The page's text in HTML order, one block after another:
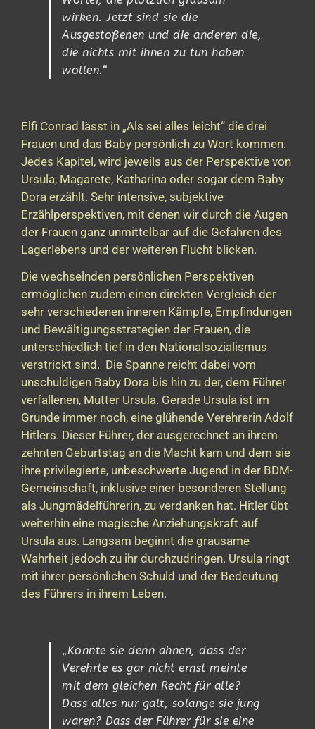
wirken. Jetzt sind sie die
Ausgestoßenen und die anderen die,
die nichts mit ihnen zu tun haben
wollen.“
Elfi Conrad lässt in „Als sei alles leicht“ die drei
Frauen und das Baby persönlich zu Wort kommen.
Jedes Kapitel, wird jeweils aus der Perspektive von
Ursula, Magarete, Katharina oder sogar dem Baby
Dora erzählt. Sehr intensive, subjektive
Erzählperspektiven, mit denen wir durch die Augen
der Frauen ganz unmittelbar auf die Gefahren des
Lagerlebens und der weiteren Flucht blicken.
Die wechselnden persönlichen Perspektiven
ermöglichen zudem einen direkten Vergleich der
sehr verschiedenen inneren Kämpfe, Empfindungen
und Bewältigungsstrategien der Frauen, die
unterschiedlich tief in den Nationalsozialismus
verstrickt sind. Die Spanne reicht dabei vom
unschuldigen Baby Dora bis hin zu der, dem Führer
verfallenen, Mutter Ursula. Gerade Ursula ist im
Grunde immer noch, eine glühende Verehrerin Adolf
Hitlers. Dieser Führer, der ausgerechnet an ihrem
zehnten Geburtstag an die Macht kam und dem sie
ihre privilegierte, unbeschwerte Jugend in der BDM-
Gemeinschaft, inklusive einer besonderen Stellung
als Jungmädelführerin, zu verdanken hat. Hitler übt
weiterhin eine magische Anziehungskraft auf
Ursula aus. Langsam beginnt die grausame
Wahrheit jedoch zu ihr durchzudringen. Ursula ringt
mit ihrer persönlichen Schuld und der Bedeutung
des Führers in ihrem Leben.
„Konnte sie denn ahnen, dass der
Verehrte es gar nicht ernst meinte
mit dem gleichen Recht für alle?
Dass alles nur galt, solange sie jung
waren? Dass der Führer für sie eine